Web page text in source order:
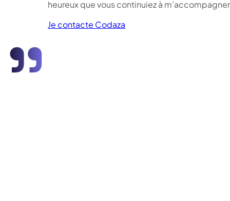
"
heureux que vous continuiez à
Je contacte Codaza